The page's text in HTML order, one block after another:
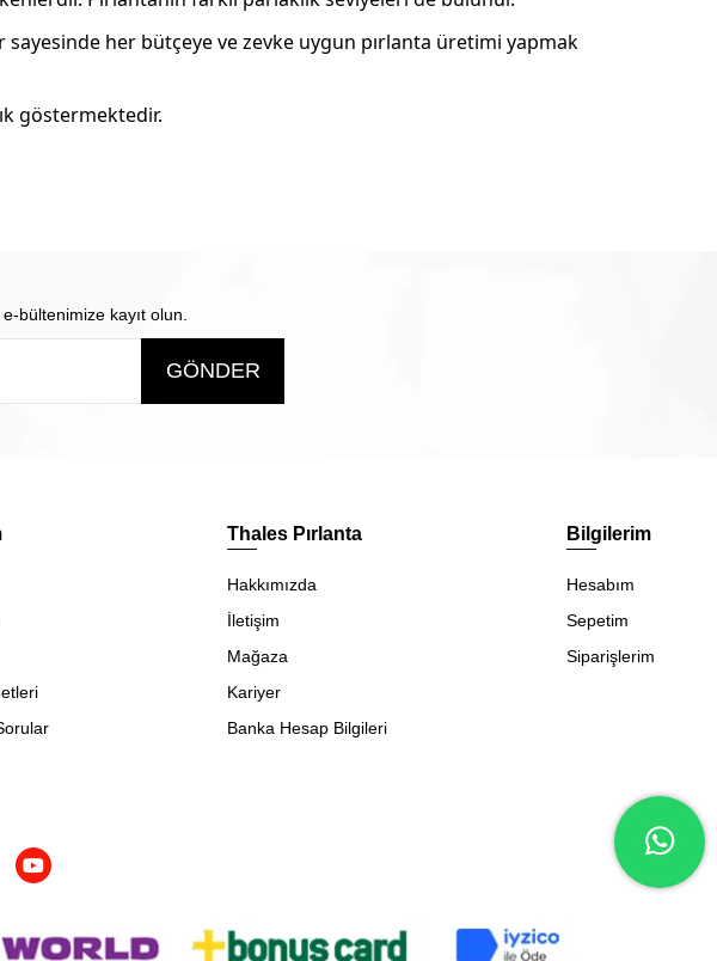
her bütçeye ve zevke uygun pırlanta üretimi yapmak
göstermektedir.
bültenimize kayıt olun.
GÖNDER
Thales Pırlanta
Hakkımızda
İletişim
Mağaza
Kariyer
Banka Hesap Bilgileri
Bilgilerim
Hesabım
Sepetim
Siparişlerim